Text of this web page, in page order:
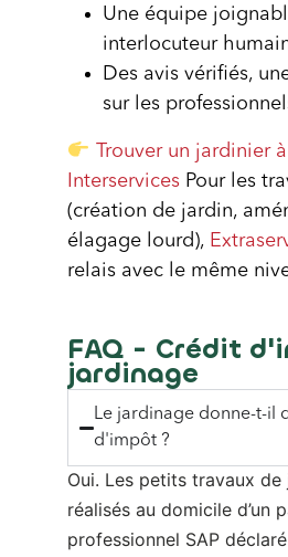
Une équipe
interlocuteur
Des avis vérifiés,
sur les
Trouver un jardinier
Interservices Pour les
(création de jardin,
élagage lourd),
relais avec le même
FAQ - Crédit
jardinage
Le jardinage donne-t-il
d'impôt ?
Oui. Les petits travaux de
réalisés au domicile d’un
professionnel SAP